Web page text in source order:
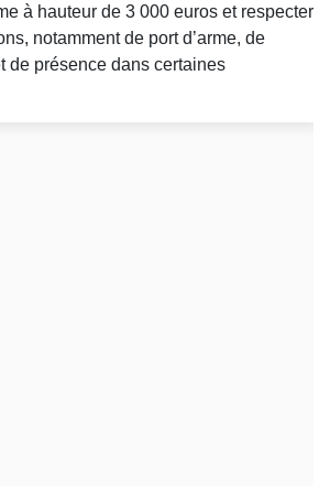
à hauteur de 3 000 euros et respecter
notamment de port d’arme, de
de présence dans certaines